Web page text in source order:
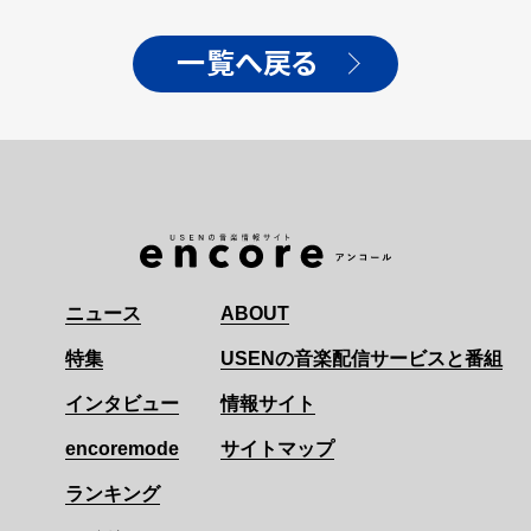
露。 本編での主人公"ルル
ーシュ・ランペルージ"に
よる特別メッセージにも注
一覧へ戻る
ニュース
特集
インタビュー
encoremode
ランキング
ABOUT
USENの音楽配信サービスと番組
情報サイト
サイトマップ